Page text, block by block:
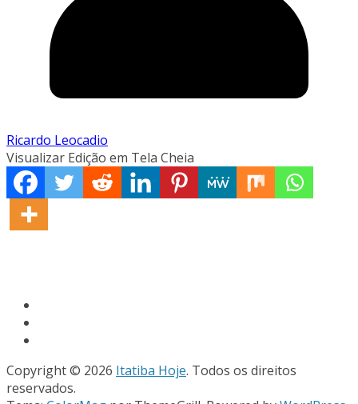
Ricardo Leocadio
Visualizar Edição em Tela Cheia
Copyright © 2026 Itatiba Hoje. Todos os direitos
reservados.